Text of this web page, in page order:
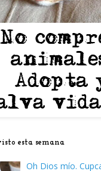
esta semana
Oh Dios mío.